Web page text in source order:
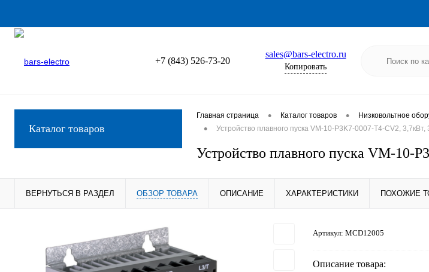
+7 (843) 526-73-20
sales@bars-electro.ru
Копировать
Каталог товаров
Главная страница • Каталог товаров • Низковольтное
• Устройство плавного пуска VM-10-P3K7-0007-T4-CV2,
Устройство плавного пуска VM-
ВЕРНУТЬСЯ В РАЗДЕЛ ОБЗОР ТОВАРА ОПИСАНИЕ ХАРАКТЕРИСТИКИ ПОХОЖИЕ
Артикул: MCD12005
Описание товара: